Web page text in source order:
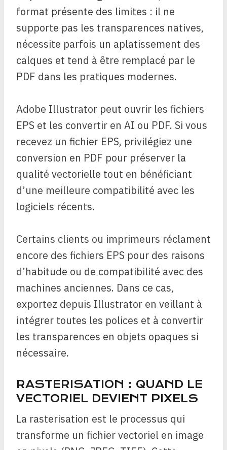
format présente des limites : il ne
supporte pas les transparences natives,
nécessite parfois un aplatissement des
calques et tend à être remplacé par le
PDF dans les pratiques modernes.
Adobe Illustrator peut ouvrir les fichiers
EPS et les convertir en AI ou PDF. Si vous
recevez un fichier EPS, privilégiez une
conversion en PDF pour préserver la
qualité vectorielle tout en bénéficiant
d’une meilleure compatibilité avec les
logiciels récents.
Certains clients ou imprimeurs réclament
encore des fichiers EPS pour des raisons
d’habitude ou de compatibilité avec des
machines anciennes. Dans ce cas,
exportez depuis Illustrator en veillant à
intégrer toutes les polices et à convertir
les transparences en objets opaques si
nécessaire.
RASTERISATION : QUAND LE
VECTORIEL DEVIENT PIXELS
La rasterisation est le processus qui
transforme un fichier vectoriel en image